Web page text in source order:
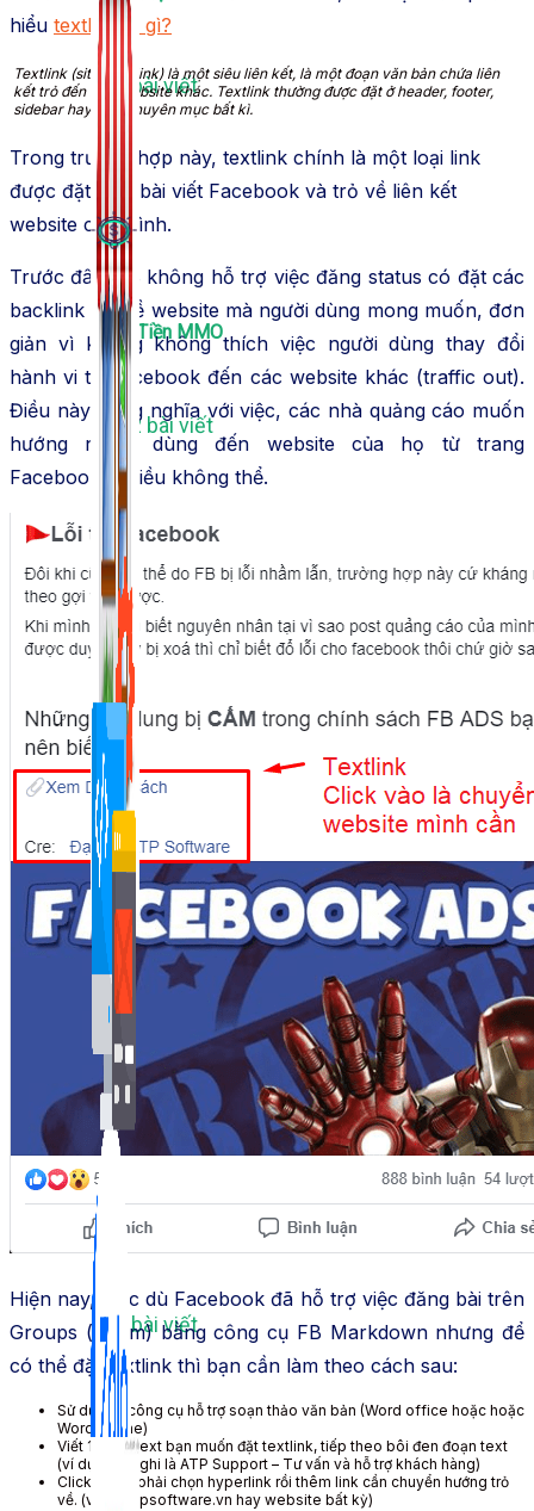
Bán Hàng Online
2,632 bài viết
New
536 bài viết
Kiếm Tiền MMO
1,422 bài viết
Kiến Thức Website
309 bài viết
hiểu textlink là gì?
Textlink (sitewide link) là một siêu liên kết, là một đoạn văn bản chứa liên
kết trỏ đến một website khác. Textlink thường được đặt ở header, footer,
sidebar hay một chuyên mục bất kì.
Trong trường hợp này, textlink chính là một loại link
được đặt trên bài viết Facebook và trỏ về liên kết
website của mình.
Trước đây, FB không hỗ trợ việc đăng status có đặt các
backlink trỏ về website mà người dùng mong muốn, đơn
giản vì không không thích việc người dùng thay đổi
hành vi từ Facebook đến các website khác (traffic out).
Điều này đồng nghĩa với việc, các nhà quảng cáo muốn
hướng người dùng đến website của họ từ trang
Facebook là điều không thể.
Hiện nay, mặc dù Facebook đã hỗ trợ việc đăng bài trên
Groups (nhóm) bằng công cụ FB Markdown nhưng để
có thể đặt textlink thì bạn cần làm theo cách sau:
Sử dụng 1 công cụ hỗ trợ soạn thảo văn bản (Word office hoặc hoặc
Word Online)
Viết 1 đoạn text bạn muốn đặt textlink, tiếp theo bôi đen đoạn text
(ví dụ: mình ghi là ATP Support – Tư vấn và hỗ trợ khách hàng)
Click chuột phải chọn hyperlink rồi thêm link cần chuyển hướng trỏ
về. (ví dụ: atpsoftware.vn hay website bất kỳ)